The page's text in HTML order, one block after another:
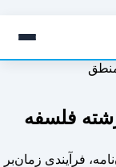
فلسفه
فرآیندی زمان‌بر